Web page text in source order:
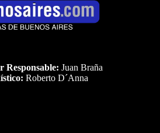
Responsable: Juan Braña
Roberto D´Anna